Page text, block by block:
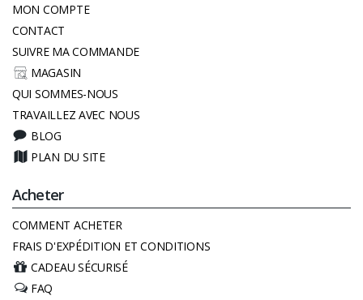
MON COMPTE
CONTACT
SUIVRE MA COMMANDE
MAGASIN
QUI SOMMES-NOUS
TRAVAILLEZ AVEC NOUS
BLOG
PLAN DU SITE
Acheter
COMMENT ACHETER
FRAIS D'EXPÉDITION ET CONDITIONS
CADEAU SÉCURISÉ
FAQ